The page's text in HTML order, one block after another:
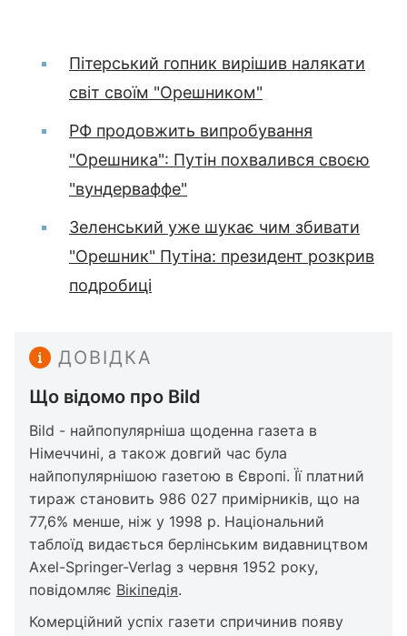
Пітерський гопник вирішив налякати
світ своїм "Орешником"
РФ продовжить випробування
"Орешника": Путін похвалився своєю
"вундерваффе"
Зеленський уже шукає чим збивати
"Орешник" Путіна: президент розкрив
подробиці
ДОВІДКА
Що відомо про Bild
Bild - найпопулярніша щоденна газета в
Німеччині, а також довгий час була
найпопулярнішою газетою в Європі. Її платний
тираж становить 986 027 примірників, що на
77,6% менше, ніж у 1998 р. Національний
таблоїд видається берлінським видавництвом
Axel-Springer-Verlag з червня 1952 року,
повідомляє Вікіпедія.
Комерційний успіх газети спричинив появу